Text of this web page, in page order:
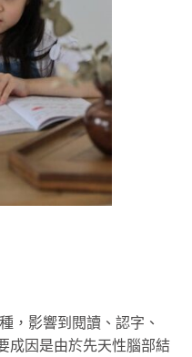
，影響到閱讀、認字、
成因是由於先天性腦部結